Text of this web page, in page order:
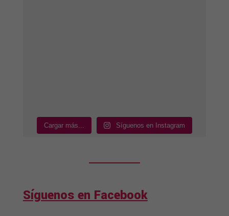
Cargar más... Síguenos en Instagram
Síguenos en Facebook